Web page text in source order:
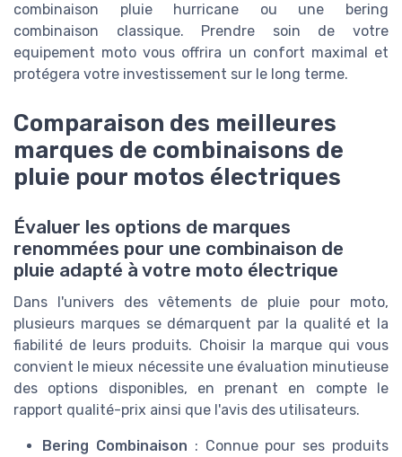
combinaison pluie hurricane ou une bering
combinaison classique. Prendre soin de votre
equipement moto vous offrira un confort maximal et
protégera votre investissement sur le long terme.
Comparaison des meilleures
marques de combinaisons de
pluie pour motos électriques
Évaluer les options de marques
renommées pour une combinaison de
pluie adapté à votre moto électrique
Dans l'univers des vêtements de pluie pour moto,
plusieurs marques se démarquent par la qualité et la
fiabilité de leurs produits. Choisir la marque qui vous
convient le mieux nécessite une évaluation minutieuse
des options disponibles, en prenant en compte le
rapport qualité-prix ainsi que l'avis des utilisateurs.
Bering Combinaison : Connue pour ses produits